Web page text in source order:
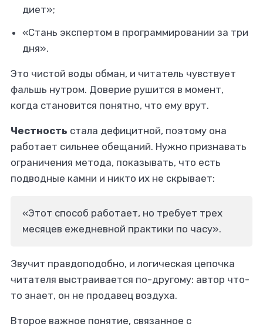
диет»;
«Стань экспертом в программировании за три
дня».
Это чистой воды обман, и читатель чувствует
фальшь нутром. Доверие рушится в момент,
когда становится понятно, что ему врут.
Честность стала дефицитной, поэтому она
работает сильнее обещаний. Нужно признавать
ограничения метода, показывать, что есть
подводные камни и никто их не скрывает:
«Этот способ работает, но требует трех
месяцев ежедневной практики по часу».
Звучит правдоподобно, и логическая цепочка
читателя выстраивается по-другому: автор что-
то знает, он не продавец воздуха.
Второе важное понятие, связанное с